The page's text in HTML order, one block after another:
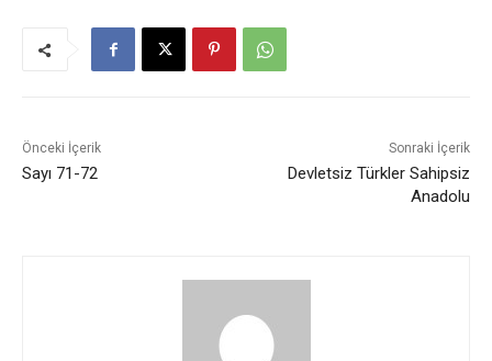
Önceki İçerik
Sayı 71-72
Sonraki İçerik
Devletsiz Türkler Sahipsiz
Anadolu